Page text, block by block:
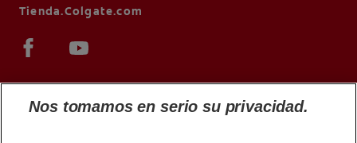
Tienda.Colgate.com
Nos tomamos en serio su privacidad.